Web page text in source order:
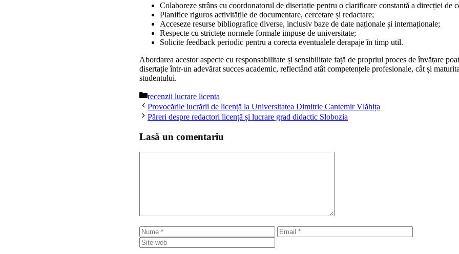
Colaboreze strâns cu coordonatorul de disertație pentru o clarificare constantă a direcției de
Planifice riguros activitățile de documentare, cercetare și redactare;
Acceseze resurse bibliografice diverse, inclusiv baze de date naționale și internaționale;
Respecte cu strictețe normele formale impuse de universitate;
Solicite feedback periodic pentru a corecta eventualele derapaje în timp util.
Abordarea acestor aspecte cu responsabilitate și sensibilitate față de propriul proces de învățare
disertație într-un adevărat succes academic, reflectând atât competențele profesionale, cât și
studentului.
Categorii
recenzii lucrare licenta
Provocările lucrării de licență la Universitatea Dimitrie Cantemir Vlăhița
Păreri despre redactori licență și lucrare grad didactic Slobozia
Lasă un comentariu
Nume Email
web